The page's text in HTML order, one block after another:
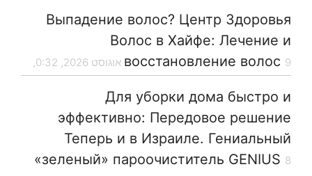
Выпадение волос? Центр Здоровья
Волос в Хайфе: Лечение и
восстановление волос 9 אוגוסט 2026, 0:32,
Для уборки дома быстро и
эффективно: Передовое решение
Теперь и в Израиле. Гениальный
«зеленый» пароочиститель GENIUS 8